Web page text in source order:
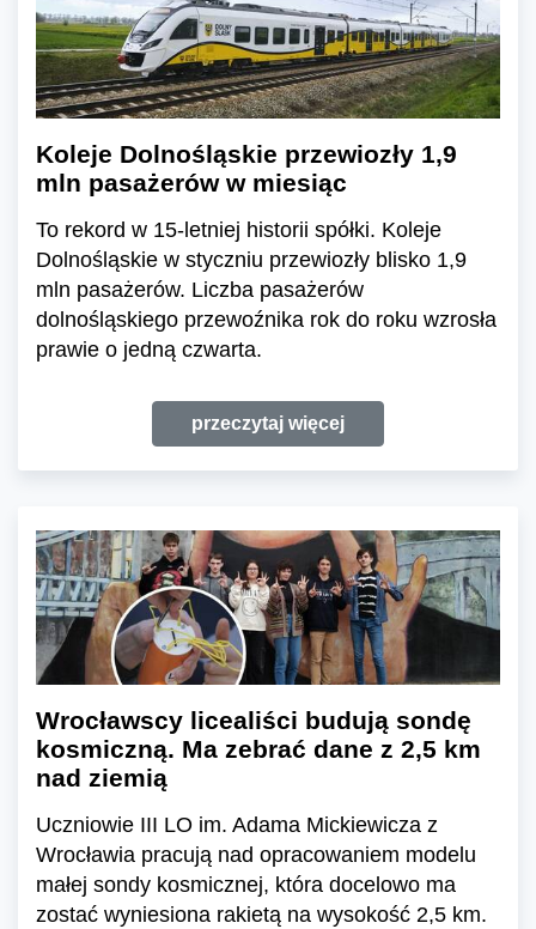
Koleje Dolnośląskie przewiozły 1,9
mln pasażerów w miesiąc
To rekord w 15-letniej historii spółki. Koleje
Dolnośląskie w styczniu przewiozły blisko 1,9
mln pasażerów. Liczba pasażerów
dolnośląskiego przewoźnika rok do roku wzrosła
prawie o jedną czwarta.
przeczytaj więcej
Wrocławscy licealiści budują sondę
kosmiczną. Ma zebrać dane z 2,5 km
nad ziemią
Uczniowie III LO im. Adama Mickiewicza z
Wrocławia pracują nad opracowaniem modelu
małej sondy kosmicznej, która docelowo ma
zostać wyniesiona rakietą na wysokość 2,5 km.